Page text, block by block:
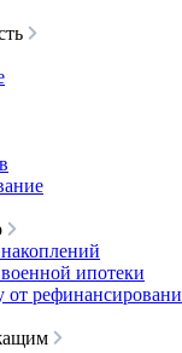
ипотеки
от